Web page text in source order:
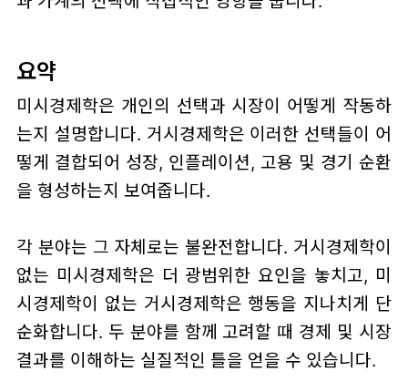
요약
미시경제학은 개인의 선택과 시장이 어떻게 작동하
는지 설명합니다. 거시경제학은 이러한 선택들이 어
떻게 결합되어 성장, 인플레이션, 고용 및 경기 순환
을 형성하는지 보여줍니다.
각 분야는 그 자체로는 불완전합니다. 거시경제학이
없는 미시경제학은 더 광범위한 요인을 놓치고, 미
시경제학이 없는 거시경제학은 행동을 지나치게 단
순화합니다. 두 분야를 함께 고려할 때 경제 및 시장
결과를 이해하는 실질적인 틀을 얻을 수 있습니다.